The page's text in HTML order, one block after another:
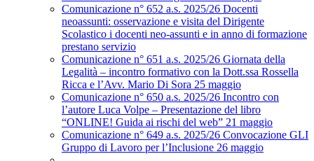
Comunicazione n° 652 a.s. 2025/26 Docenti
neoassunti: osservazione e visita del Dirigente
Scolastico i docenti neo-assunti e in anno di formazione
prestano servizio
Comunicazione n° 651 a.s. 2025/26 Giornata della
Legalità – incontro formativo con la Dott.ssa Rossella
Ricca e l’Avv. Mario Di Sora 25 maggio
Comunicazione n° 650 a.s. 2025/26 Incontro con
l’autore Luca Volpe – Presentazione del libro
“ONLINE! Guida ai rischi del web” 21 maggio
Comunicazione n° 649 a.s. 2025/26 Convocazione GLI
Gruppo di Lavoro per l’Inclusione 26 maggio